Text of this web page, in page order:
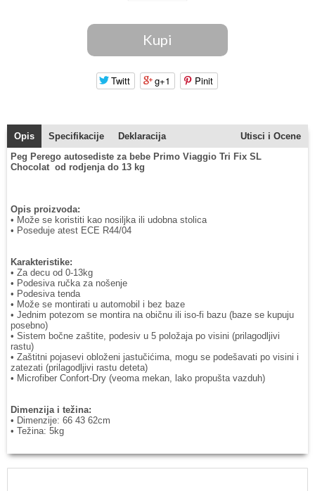
Twitt g+1 Pinit
Opis Specifikacije Deklaracija
Utisci i Ocene
Peg Perego autosediste za bebe Primo Viaggio Tri Fix SL
Chocolat od rodjenja do 13 kg
Opis proizvoda:
• Može se koristiti kao nosiljka ili udobna stolica
• Poseduje atest ECE R44/04
Karakteristike:
• Za decu od 0-13kg
• Podesiva ručka za nošenje
• Podesiva tenda
• Može se montirati u automobil i bez baze
• Jednim potezom se montira na običnu ili iso-fi bazu (baze se kupuju
posebno)
• Sistem bočne zaštite, podesiv u 5 položaja po visini (prilagodljivi
rastu)
• Zaštitni pojasevi obloženi jastučićima, mogu se podešavati po visini i
zatezati (prilagodljivi rastu deteta)
• Microfiber Confort-Dry (veoma mekan, lako propušta vazduh)
Dimenzija i težina:
• Dimenzije: 66 43 62cm
• Težina: 5kg